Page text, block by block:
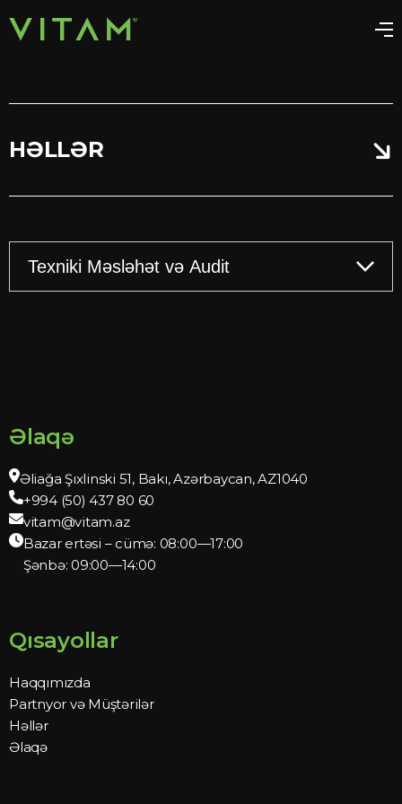
HƏLLƏR
Əlaqə
Əliağa Şıxlinski 51, Bakı, Azərbaycan, AZ1040
+994 (50) 437 80 60
vitam@vitam.az
Bazar ertəsi – cümə: 08:00—17:00
Şənbə: 09:00—14:00
Qısayollar
Haqqımızda
Partnyor və Müştərilər
Həllər
Əlaqə